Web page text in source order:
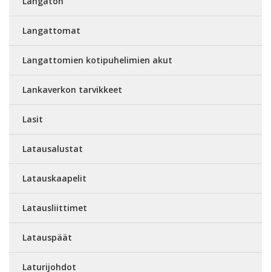
Langattomat
Langattomien kotipuhelimien akut
Lankaverkon tarvikkeet
Lasit
Latausalustat
Latauskaapelit
Latausliittimet
Latauspäät
Laturijohdot